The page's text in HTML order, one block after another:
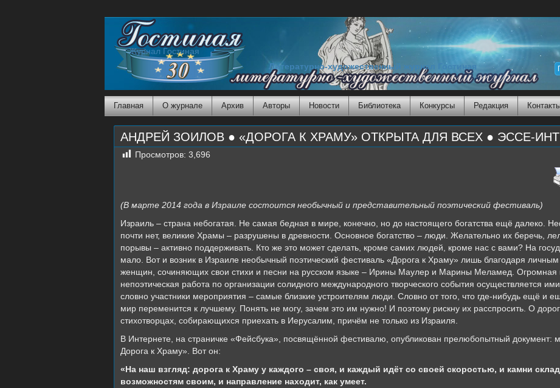
Журнал Гостиная
Литературно-художественный журнал Гостиная
Главная О журнале Архив Авторы Новости Библиотека Конкурсы Редакция
АНДРЕЙ ЗОИЛОВ ● «ДОРОГА К ХРАМУ» ОТКРЫТА ДЛЯ ВСЕХ ● ЭССЕ-
Просмотров: 3,696
(В марте 2014 года в Израиле состоится необычный и представительный поэтический фестиваль)
Израиль – страна небогатая. Не самая бедная в мире, конечно, но до настоящего богатства ещё далеко.
почти нет, великие Храмы – разрушены в древности. Основное богатство – люди. Желательно их беречь,
порывы – активно поддерживать. Кто же это может сделать, кроме самих людей, кроме нас с вами? На
мало. Вот и возник в Израиле необычный поэтический фестиваль «Дорога к Храму» лишь благодаря
женщин, сочиняющих свои стихи и песни на русском языке – Ирины Маулер и Марины Меламед. Огромная
непоэтическая работа по организации солидного международного творческого события осуществляется
словно участники мероприятия – самые близкие устроителям люди. Словно от того, что где-нибудь ещё и
мир переменится к лучшему. Понять не могу, зачем это им нужно! И поэтому рискну их расспросить. О
стихотворцах, собирающихся приехать в Иерусалим, причём не только из Израиля.
В Интернете, на страничке «Фейсбука», посвящённой фестивалю, опубликован прелюбопытный документ:
Дорога к Храму». Вот он:
«На наш взгляд: дорога к Храму у каждого – своя, и каждый идёт со своей скоростью, и камни
возможностям своим, и направление находит, как умеет.